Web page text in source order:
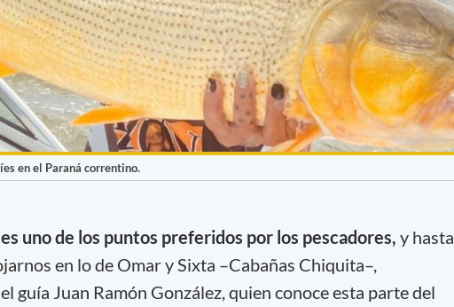
en el Paraná correntino.
uno de los puntos preferidos por los pescadores, y hasta
en lo de Omar y Sixta –Cabañas Chiquita–,
guía Juan Ramón González, quien conoce esta parte del